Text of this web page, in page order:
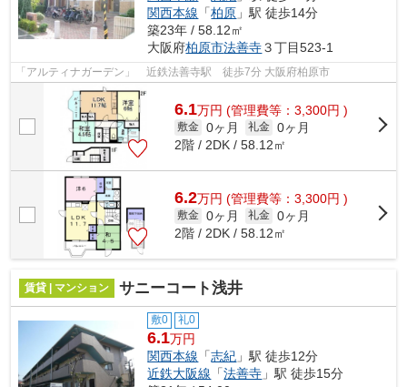
関西本線 「柏原 」駅 徒歩14分
築23年 / 58.12㎡
大阪府柏原市法善寺３丁目523-1
「アルティナガーデン」 近鉄法善寺駅 徒歩7分 大阪府柏原市
6.1万円 (管理費等：3,300円 )
敷金 0ヶ月 礼金 0ヶ月
2階 / 2DK / 58.12㎡
6.2万円 (管理費等：3,300円 )
敷金 0ヶ月 礼金 0ヶ月
2階 / 2DK / 58.12㎡
賃貸 | マンション サニーコート浅井
敷0 礼0
6.1万円
関西本線 「志紀 」駅 徒歩12分
近鉄大阪線 「法善寺 」駅 徒歩15分